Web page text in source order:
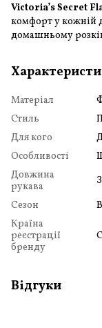
Victoria’s Secret
комфорт у кожній
домашньому
Матеріал
Стиль
Для кого
Особливості
Довжина
рукава
Сезон
Країна
реєстрації
бренду
Відгуки